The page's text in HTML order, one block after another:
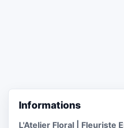
Informations
L'Atelier Floral | Fleuriste